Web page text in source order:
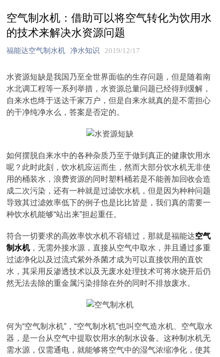
空气制水机：借助可以将空气转化为饮用水
的技术来解决水资源问题
福能达空气制水机 净水知识 2019/12/17
水资源短缺是我国乃至全世界面临的生存问题，但是随着南
水北调工程等一系列举措，水资源总量问题已经得到缓解，
自来水也终于送达千家万户，但是自来水就真的是不需担心
的干净纯净水么，答案是否定的。
如何摆脱自来水中的各种杂质乃至于做到真正的健康饮用水
呢？此时此刻，饮水机应运而生，然而大部分饮水机无非使
用的桶装水，浪费资源的同时塑料桶若是不能善加回收会造
成二次污染，还有一种就是过滤饮水机，但是因为种种问题
导致其过滤效率低下的例子也是比比皆是，我们真的需要一
种饮水机能够“站出来”担起重任。
符合一切要求的高效率饮水机不容错过，那就是福能达空气
制水机，无需外接水源，直接从空气中取水，并且通过多重
过滤净化以及过流式紫外杀菌才成为可以直接饮用的直饮
水，其采用反渗透技术以及无废水处理技术可将水烧开后仍
然无法去除的重金属污染排除在外的同时不排放废水。
何为“空气制水机”，“空气制水机”也叫空气造水机、空气取水
器，是一台从空气中提取饮用水的制水设备。这种制水机无
需水源，仅需通电，就能够将空气中的湿气浓缩净化，使其